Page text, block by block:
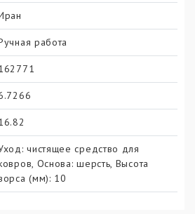
работа
чистящее средство для
Основа: шерсть, Высота
(мм): 10